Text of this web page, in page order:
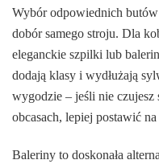
Wybór odpowiednich
dobór samego stroju. Dla
eleganckie szpilki lub
dodają klasy i wydłużają
wygodzie – jeśli nie
obcasach, lepiej postawić
Baleriny to doskonała